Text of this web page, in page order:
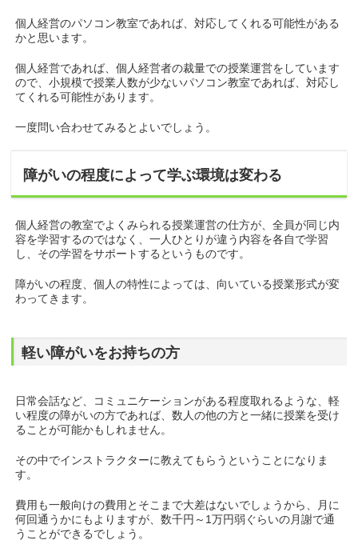
個人経営のパソコン教室であれば、対応してくれる可能性がある
かと思います。
個人経営であれば、個人経営者の裁量での授業運営をしています
ので、小規模で授業人数が少ないパソコン教室であれば、対応し
てくれる可能性があります。
一度問い合わせてみるとよいでしょう。
障がいの程度によって学ぶ環境は変わる
個人経営の教室でよくみられる授業運営の仕方が、全員が同じ内
容を学習するのではなく、一人ひとりが違う内容を各自で学習
し、その学習をサポートするというものです。
障がいの程度、個人の特性によっては、向いている授業形式が変
わってきます。
軽い障がいをお持ちの方
日常会話など、コミュニケーションがある程度取れるような、軽
い程度の障がいの方であれば、数人の他の方と一緒に授業を受け
ることが可能かもしれません。
その中でインストラクターに教えてもらうということになりま
す。
費用も一般向けの費用とそこまで大差はないでしょうから、月に
何回通うかにもよりますが、数千円～1万円弱ぐらいの月謝で通
うことができるでしょう。